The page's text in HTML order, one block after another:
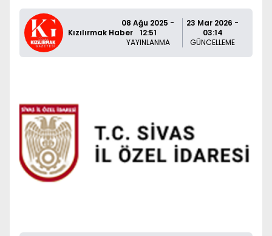
Kızılırmak Haber
08 Ağu 2025 -
12:51
YAYINLANMA
23 Mar 2026 -
03:14
GÜNCELLEME